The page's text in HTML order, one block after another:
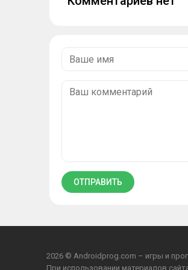
2026 © Androidprog.com – игры и
При использовании материалов